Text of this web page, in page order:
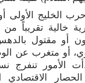
الخليج الأولى
خالية تقريباً
أو مقتول
أو متغرب عن
الأمور تنفرج
الاقتصادي